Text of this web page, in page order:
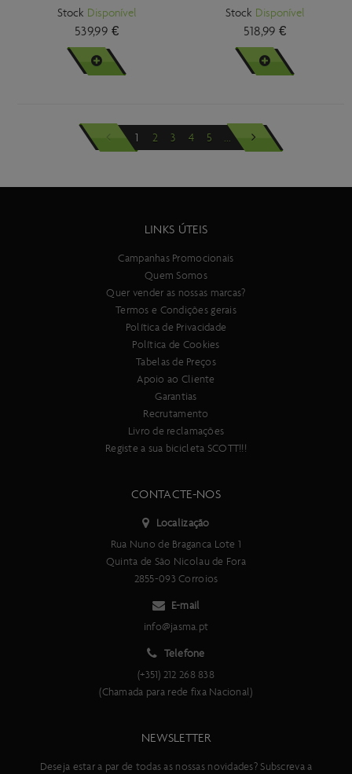
Stock Disponível
539,99 €
VER MAIS
Stock Disponível
518,99 €
VER MAIS
1 2 3 4 5 ...
LINKS ÚTEIS
Campanhas Promocionais
Quem Somos
Quer vender as nossas marcas?
Termos e Condições gerais
Política de Privacidade
Política de Cookies
Tabelas de Preços
Apoio ao Cliente
Garantias
Recrutamento
Livro de reclamações
Registe a sua bicicleta SCOTT!!!
CONTACTE-NOS
Localização
Rua Nuno de Braganca Lote 1
Quinta de São Nicolau de Fora
2855-093 Corroios
E-mail
info@jasma.pt
Telefone
(+351) 212 268 838
(Chamada para rede fixa Nacional)
NEWSLETTER
Deseja estar a par de todas as nossas novidades? Subscreva a